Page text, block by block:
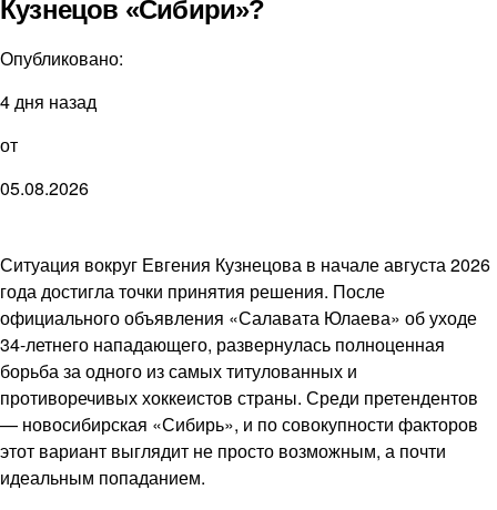
Кузнецов «Сибири»?
Опубликовано:
4 дня назад
от
05.08.2026
Ситуация вокруг Евгения Кузнецова в начале августа 2026
года достигла точки принятия решения. После
официального объявления «Салавата Юлаева» об уходе
34-летнего нападающего, развернулась полноценная
борьба за одного из самых титулованных и
противоречивых хоккеистов страны. Среди претендентов
— новосибирская «Сибирь», и по совокупности факторов
этот вариант выглядит не просто возможным, а почти
идеальным попаданием.